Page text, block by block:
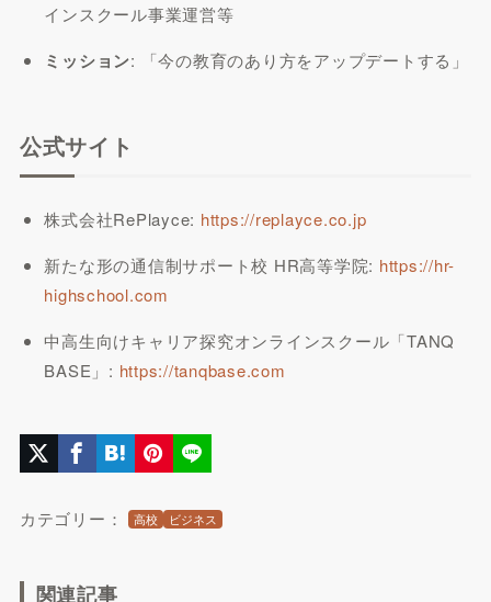
インスクール事業運営等
ミッション: 「今の教育のあり方をアップデートする」
公式サイト
株式会社RePlayce: https://replayce.co.jp
新たな形の通信制サポート校 HR高等学院: https://hr-
highschool.com
中高生向けキャリア探究オンラインスクール「TANQ
BASE」: https://tanqbase.com
カテゴリー： 高校 ビジネス
関連記事